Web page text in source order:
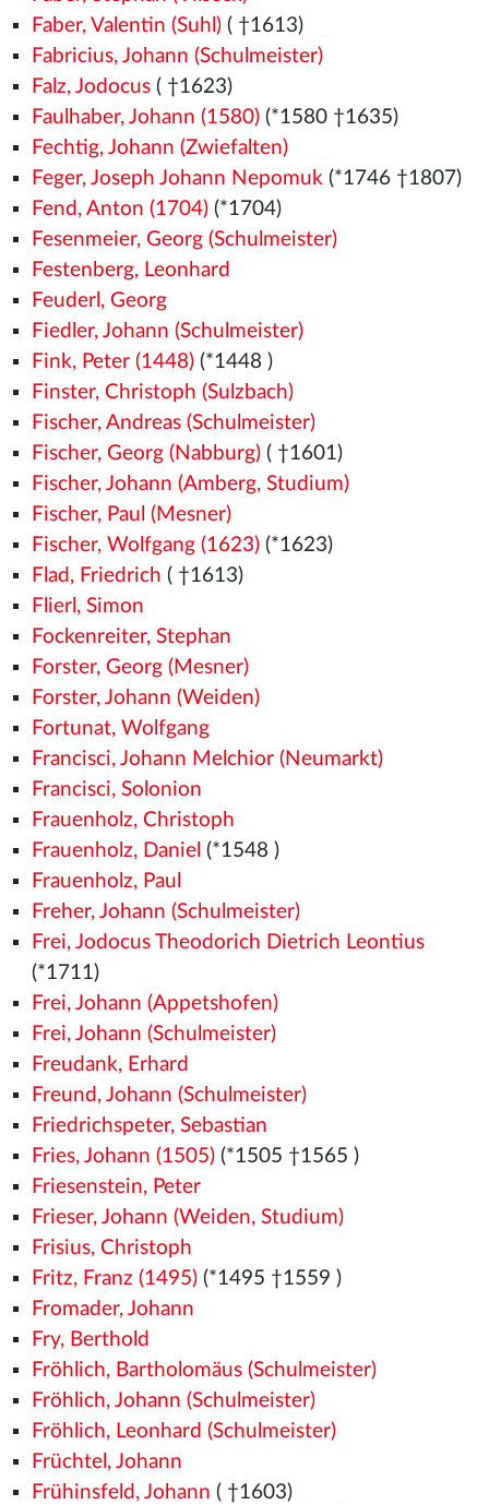
Faber, Valentin (Suhl)( †1613)
Fabricius, Johann (Schulmeister)
Falz, Jodocus( †1623)
Faulhaber, Johann (1580)(*1580 †1635)
Fechtig, Johann (Zwiefalten)
Feger, Joseph Johann Nepomuk(*1746 †1807)
Fend, Anton (1704)(*1704)
Fesenmeier, Georg (Schulmeister)
Festenberg, Leonhard
Feuderl, Georg
Fiedler, Johann (Schulmeister)
Fink, Peter (1448)(*1448 )
Finster, Christoph (Sulzbach)
Fischer, Andreas (Schulmeister)
Fischer, Georg (Nabburg)( †1601)
Fischer, Johann (Amberg, Studium)
Fischer, Paul (Mesner)
Fischer, Wolfgang (1623)(*1623)
Flad, Friedrich ( †1613)
Flierl, Simon
Fockenreiter, Stephan
Forster, Georg (Mesner)
Forster, Johann (Weiden)
Fortunat, Wolfgang
Francisci, Johann Melchior (Neumarkt)
Francisci, Solonion
Frauenholz, Christoph
Frauenholz, Daniel (*1548 )
Frauenholz, Paul
Freher, Johann (Schulmeister)
Frei, Jodocus Theodorich Dietrich Leontius
(*1711)
Frei, Johann (Appetshofen)
Frei, Johann (Schulmeister)
Freudank, Erhard
Freund, Johann (Schulmeister)
Friedrichspeter, Sebastian
Fries, Johann (1505)(*1505 †1565 )
Friesenstein, Peter
Frieser, Johann (Weiden, Studium)
Frisius, Christoph
Fritz, Franz (1495)(*1495 †1559 )
Fromader, Johann
Fry, Berthold
Fröhlich, Bartholomäus (Schulmeister)
Fröhlich, Johann (Schulmeister)
Fröhlich, Leonhard (Schulmeister)
Früchtel, Johann
Frühinsfeld, Johann ( †1603)